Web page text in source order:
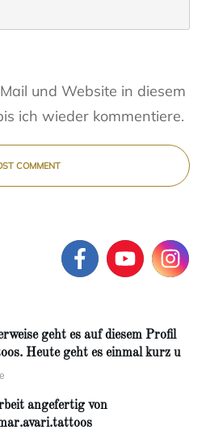
und Website in diesem
ich wieder kommentiere.
COMMENT
geht es auf diesem Profil
Heute geht es einmal kurz u
angefertig von